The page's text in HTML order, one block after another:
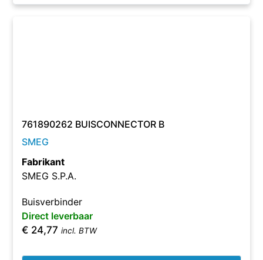
761890262 BUISCONNECTOR B
SMEG
Fabrikant
SMEG S.P.A.
Buisverbinder
Direct leverbaar
€ 24,77 incl. BTW